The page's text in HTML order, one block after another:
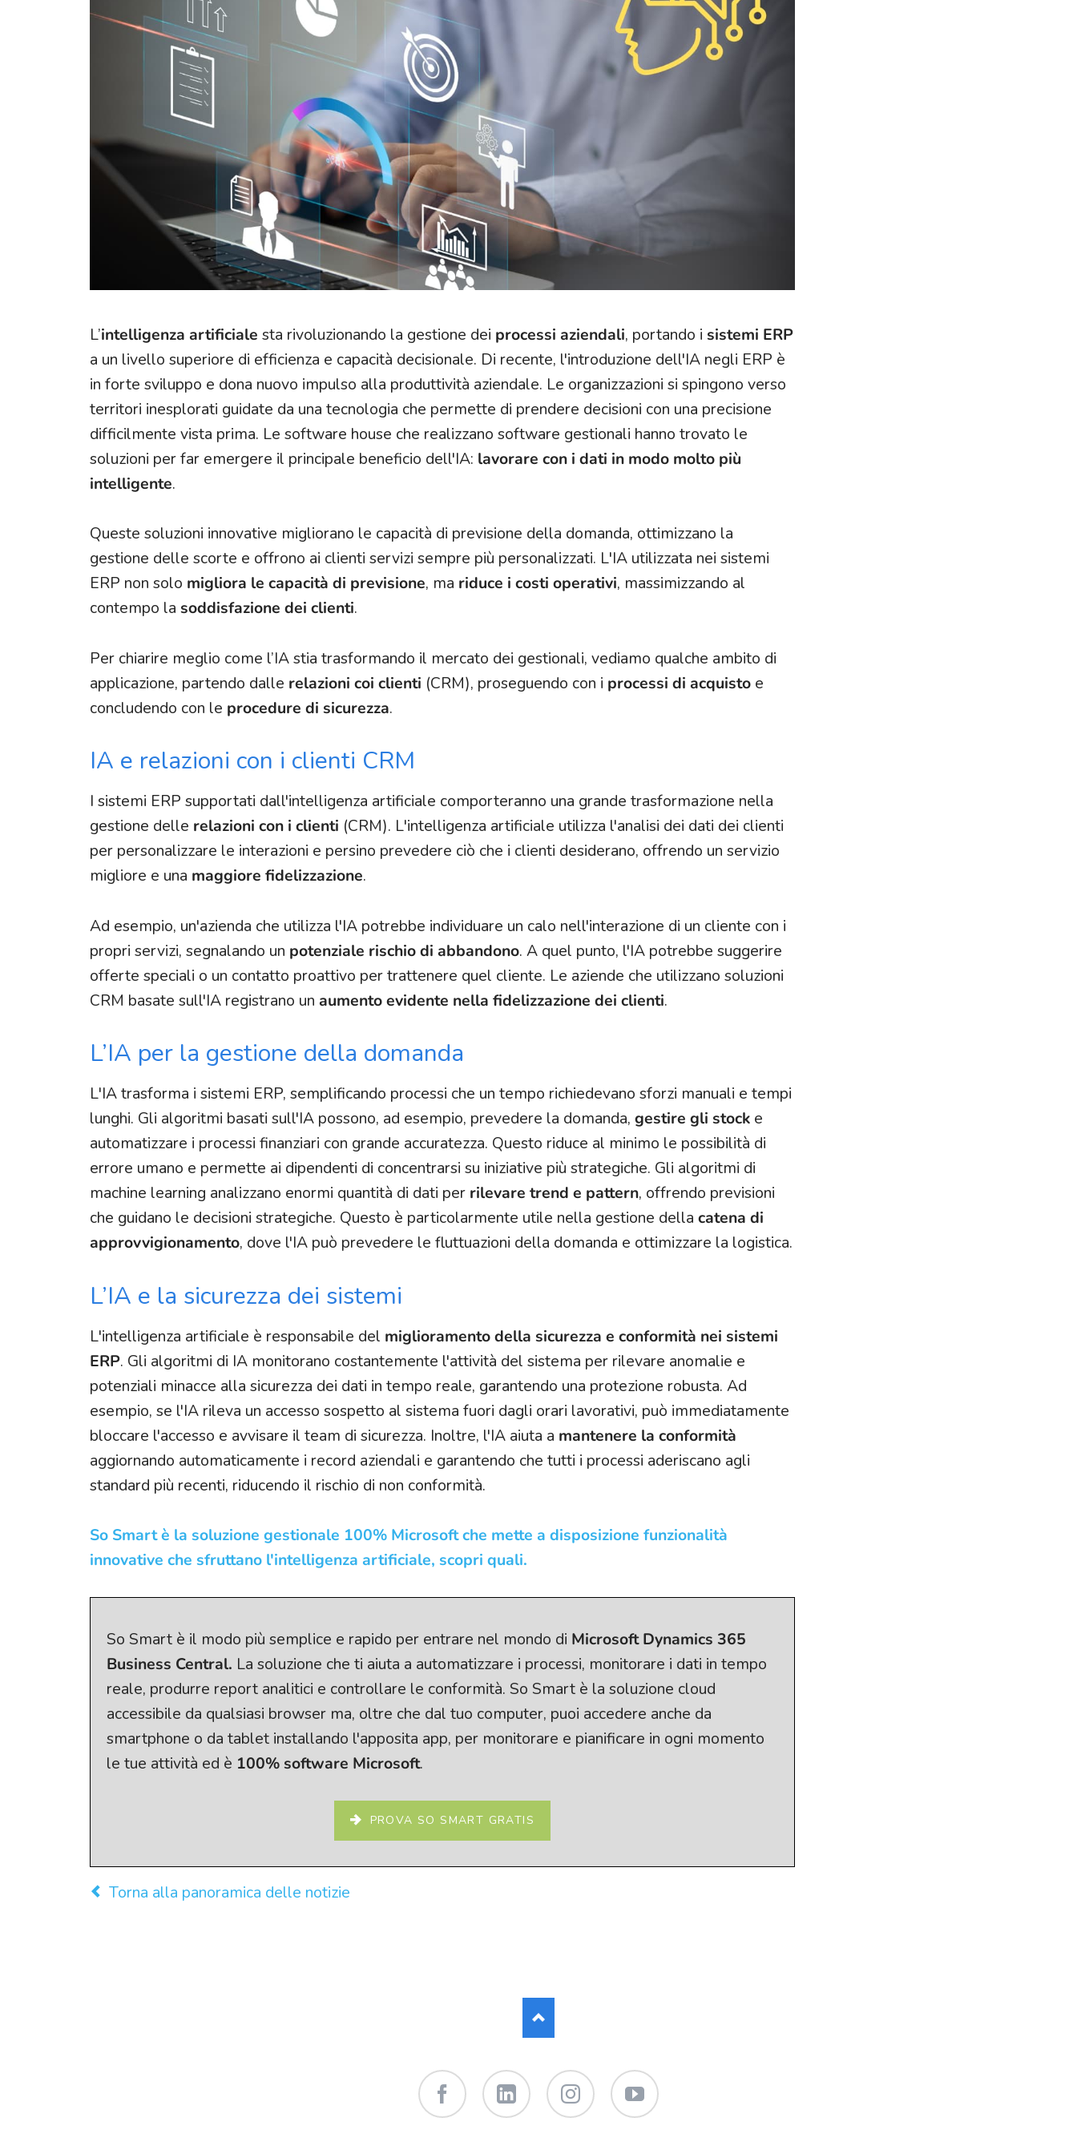
Punto vendita
Assistenza post vendita
L’intelligenza artificiale sta rivoluzionando la gestione dei processi aziendali, portando i sistemi ERP
a un livello superiore di efficienza e capacità decisionale. Di recente, l'introduzione dell'IA negli ERP è
in forte sviluppo e dona nuovo impulso alla produttività aziendale. Le organizzazioni si spingono verso
territori inesplorati guidate da una tecnologia che permette di prendere decisioni con una precisione
difficilmente vista prima. Le software house che realizzano software gestionali hanno trovato le
soluzioni per far emergere il principale beneficio dell'IA: lavorare con i dati in modo molto più
intelligente.
Queste soluzioni innovative migliorano le capacità di previsione della domanda, ottimizzano la
gestione delle scorte e offrono ai clienti servizi sempre più personalizzati. L'IA utilizzata nei sistemi
ERP non solo migliora le capacità di previsione, ma riduce i costi operativi, massimizzando al
contempo la soddisfazione dei clienti.
Per chiarire meglio come l’IA stia trasformando il mercato dei gestionali, vediamo qualche ambito di
applicazione, partendo dalle relazioni coi clienti (CRM), proseguendo con i processi di acquisto e
concludendo con le procedure di sicurezza.
IA e relazioni con i clienti CRM
I sistemi ERP supportati dall'intelligenza artificiale comporteranno una grande trasformazione nella
gestione delle relazioni con i clienti (CRM). L'intelligenza artificiale utilizza l'analisi dei dati dei clienti
per personalizzare le interazioni e persino prevedere ciò che i clienti desiderano, offrendo un servizio
migliore e una maggiore fidelizzazione.
Ad esempio, un'azienda che utilizza l'IA potrebbe individuare un calo nell'interazione di un cliente con i
propri servizi, segnalando un potenziale rischio di abbandono. A quel punto, l'IA potrebbe suggerire
offerte speciali o un contatto proattivo per trattenere quel cliente. Le aziende che utilizzano soluzioni
CRM basate sull'IA registrano un aumento evidente nella fidelizzazione dei clienti.
L’IA per la gestione della domanda
L'IA trasforma i sistemi ERP, semplificando processi che un tempo richiedevano sforzi manuali e tempi
lunghi. Gli algoritmi basati sull'IA possono, ad esempio, prevedere la domanda, gestire gli stock e
automatizzare i processi finanziari con grande accuratezza. Questo riduce al minimo le possibilità di
errore umano e permette ai dipendenti di concentrarsi su iniziative più strategiche. Gli algoritmi di
machine learning analizzano enormi quantità di dati per rilevare trend e pattern, offrendo previsioni
che guidano le decisioni strategiche. Questo è particolarmente utile nella gestione della catena di
approvvigionamento, dove l'IA può prevedere le fluttuazioni della domanda e ottimizzare la logistica.
L’IA e la sicurezza dei sistemi
L'intelligenza artificiale è responsabile del miglioramento della sicurezza e conformità nei sistemi
ERP. Gli algoritmi di IA monitorano costantemente l'attività del sistema per rilevare anomalie e
potenziali minacce alla sicurezza dei dati in tempo reale, garantendo una protezione robusta. Ad
esempio, se l'IA rileva un accesso sospetto al sistema fuori dagli orari lavorativi, può immediatamente
bloccare l'accesso e avvisare il team di sicurezza. Inoltre, l'IA aiuta a mantenere la conformità
aggiornando automaticamente i record aziendali e garantendo che tutti i processi aderiscano agli
standard più recenti, riducendo il rischio di non conformità.
So Smart è la soluzione gestionale 100% Microsoft che mette a disposizione funzionalità
innovative che sfruttano l'intelligenza artificiale, scopri quali.
So Smart è il modo più semplice e rapido per entrare nel mondo di Microsoft Dynamics 365
Business Central. La soluzione che ti aiuta a automatizzare i processi, monitorare i dati in tempo
reale, produrre report analitici e controllare le conformità. So Smart è la soluzione cloud
accessibile da qualsiasi browser ma, oltre che dal tuo computer, puoi accedere anche da
smartphone o da tablet installando l'apposita app, per monitorare e pianificare in ogni momento
le tue attività ed è 100% software Microsoft.
PROVA SO SMART GRATIS
Torna alla panoramica delle notizie